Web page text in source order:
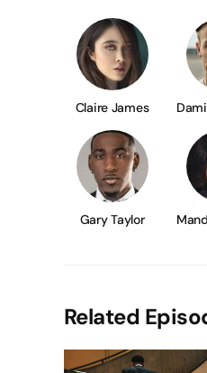
Claire James
Gary Taylor
Related